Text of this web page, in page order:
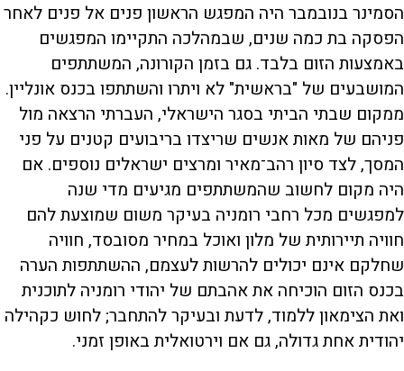
הסמינר בנובמבר היה המפגש הראשון פנים אל פנים לאחר
הפסקה בת כמה שנים, שבמהלכה התקיימו המפגשים
באמצעות הזום בלבד. גם בזמן הקורונה, המשתתפים
המושבעים של "בראשית" לא ויתרו והשתתפו בכנס אונליין.
ממקום שבתי הביתי בסגר הישראלי, העברתי הרצאה מול
פניהם של מאות אנשים שריצדו בריבועים קטנים על פני
המסך, לצד סיון רהב־מאיר ומרצים ישראלים נוספים. אם
היה מקום לחשוב שהמשתתפים מגיעים מדי שנה
למפגשים מכל רחבי רומניה בעיקר משום שמוצעת להם
חוויה תיירותית של מלון ואוכל במחיר מסובסד, חוויה
שחלקם אינם יכולים להרשות לעצמם, ההשתתפות הערה
בכנס הזום הוכיחה את אהבתם של יהודי רומניה לתוכנית
ואת הצימאון ללמוד, לדעת ובעיקר להתחבר; לחוש כקהילה
יהודית אחת גדולה, גם אם וירטואלית באופן זמני.